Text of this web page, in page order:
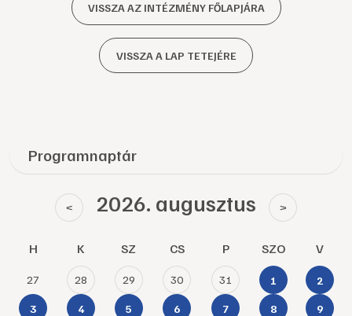
VISSZA AZ INTÉZMÉNY FŐLAPJÁRA
VISSZA A LAP TETEJÉRE
Programnaptár
< 2026. augusztus >
H K SZ CS P SZO V
27 28 29 30 31 1 2
3 4 5 6 7 8 9